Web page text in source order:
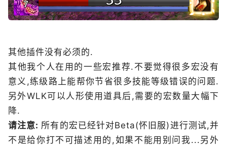
其他插件没有必须的.
其他我个人在用的一些宏推荐.不要觉得很多宏没有
意义,练级路上能帮你节省很多技能等级错误的问题.
另外WLK可以人形使用道具后,需要的宏数量大幅下
降.
请注意: 所有的宏已经针对Beta(怀旧服)进行测试,并
不是给你打不可描述用的,如果不能用别问我...另外